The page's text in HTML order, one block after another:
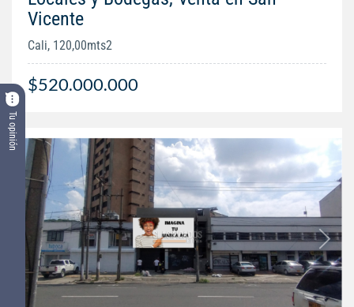
Tu opinión
Vicente
Cali, 120,00mts2
$520.000.000